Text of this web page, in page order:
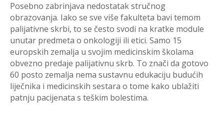
Posebno zabrinjava nedostatak stručnog
obrazovanja. Iako se sve više fakulteta bavi temom
palijativne skrbi, to se često svodi na kratke module
unutar predmeta o onkologiji ili etici. Samo 15
europskih zemalja u svojim medicinskim školama
obvezno predaje palijativnu skrb. To znači da gotovo
60 posto zemalja nema sustavnu edukaciju budućih
liječnika i medicinskih sestara o tome kako ublažiti
patnju pacijenata s teškim bolestima.